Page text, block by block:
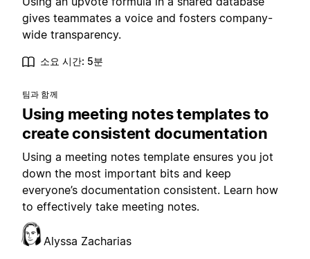
gives teammates a voice and fosters company-
wide transparency.
소요 시간: 5분
팀과 함께
Using meeting notes templates to
create consistent documentation
Using a meeting notes template ensures you jot
down the most important bits and keep
everyone’s documentation consistent. Learn how
to effectively take meeting notes.
Alyssa Zacharias